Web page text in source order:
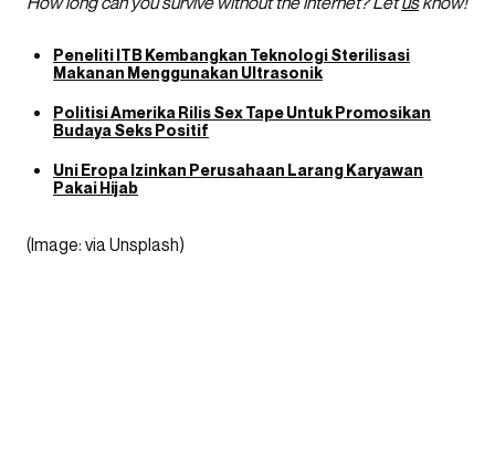
Peneliti ITB Kembangkan Teknologi Sterilisasi
Makanan Menggunakan Ultrasonik
Politisi Amerika Rilis Sex Tape Untuk Promosikan
Budaya Seks Positif
Uni Eropa Izinkan Perusahaan Larang Karyawan
Pakai Hijab
(Image: via Unsplash)